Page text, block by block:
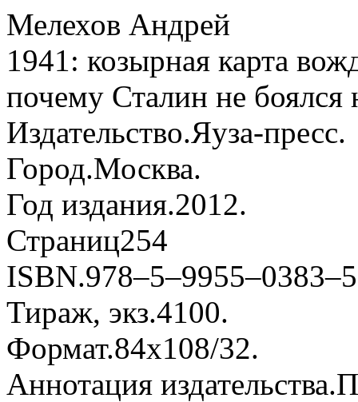
Мелехов Андрей
1941: козырная карта
почему Сталин не боялся
Издательство.Яуза-пресс.
Город.Москва.
Год издания.2012.
Страниц254
ISBN.
Тираж, экз.4100.
Формат.84x108/32.
Аннотация издательства.